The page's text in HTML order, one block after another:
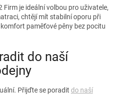
Firm je ideální volbou pro uživatele,
chtějí mít stabilní oporu při
paměťové pěny bez pocitu
do naší
Přijďte se poradit do naší